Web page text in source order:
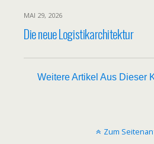
MAI 29, 2026
Die neue Logistikarchitektur
Weitere Artikel Aus Dieser
Zum